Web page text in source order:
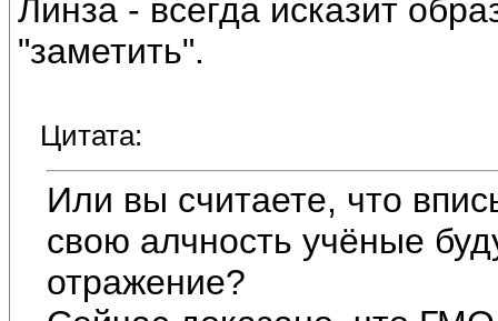
Линза - всегда исказит
"заметить".
Цитата:
Или вы считаете, что
свою алчность учёные
отражение?